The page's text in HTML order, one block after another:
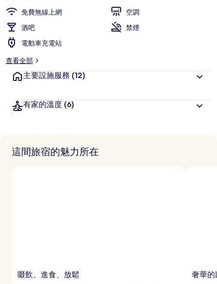
的
相
片
集
免費無線上網
空調
酒吧
禁煙
電動車充電站
查看全部
主要設施服務 (12)
有家的溫度 (6)
這間旅宿的魅力所在
啜飲、進食、放鬆 奢華的